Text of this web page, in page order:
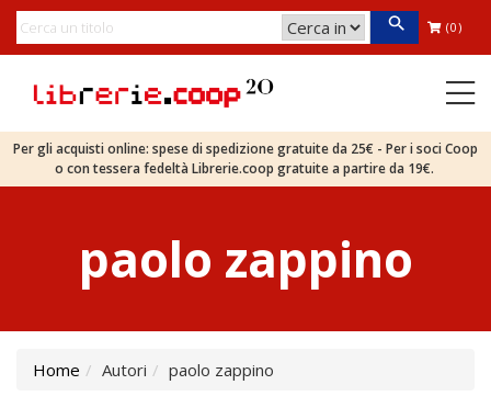
(0)
Per gli acquisti online: spese di spedizione gratuite da 25€ - Per i soci Coop
o con tessera fedeltà Librerie.coop gratuite a partire da 19€.
paolo zappino
Home Autori paolo zappino